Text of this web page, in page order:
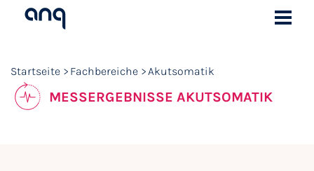
Startseite Fachbereiche Akutsomatik
MESSERGEBNISSE AKUTSOMATIK